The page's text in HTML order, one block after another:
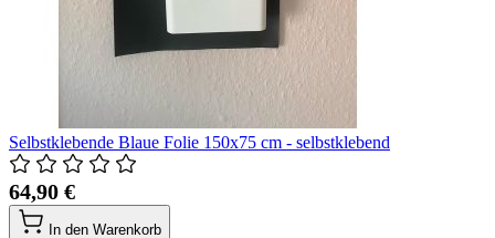
Selbstklebende Blaue Folie 150x75 cm - selbstklebend
64,90 €
In den Warenkorb